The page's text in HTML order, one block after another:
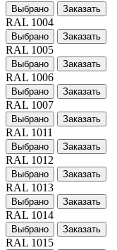
Выбрано Заказать
RAL 1004
Выбрано Заказать
RAL 1005
Выбрано Заказать
RAL 1006
Выбрано Заказать
RAL 1007
Выбрано Заказать
RAL 1011
Выбрано Заказать
RAL 1012
Выбрано Заказать
RAL 1013
Выбрано Заказать
RAL 1014
Выбрано Заказать
RAL 1015